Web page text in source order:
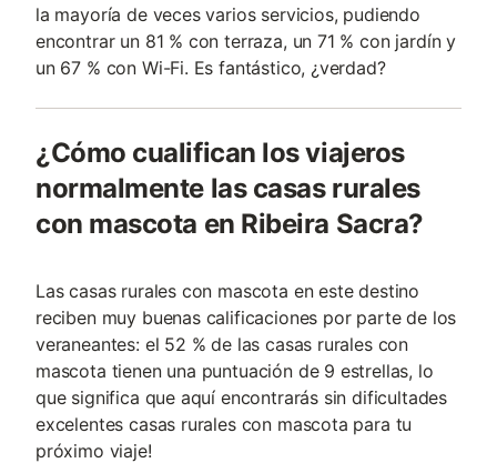
la mayoría de veces varios servicios, pudiendo
encontrar un 81 % con terraza, un 71 % con jardín y
un 67 % con Wi-Fi. Es fantástico, ¿verdad?
¿Cómo cualifican los viajeros
normalmente las casas rurales
con mascota en Ribeira Sacra?
Las casas rurales con mascota en este destino
reciben muy buenas calificaciones por parte de los
veraneantes: el 52 % de las casas rurales con
mascota tienen una puntuación de 9 estrellas, lo
que significa que aquí encontrarás sin dificultades
excelentes casas rurales con mascota para tu
próximo viaje!